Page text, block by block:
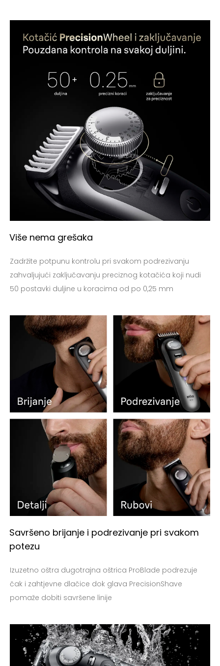
Više nema grešaka
Zadržite potpunu kontrolu pri svakom podrezivanju
zahvaljujući zaključavanju preciznog kotačića koji nudi
50 postavki duljine u koracima od po 0,25 mm
Savršeno brijanje i podrezivanje pri svakom
potezu
Izuzetno oštra dugotrajna oštrica ProBlade podrezuje
čak i zahtjevne dlačice dok glava PrecisionShave
pomaže dobiti savršene linije